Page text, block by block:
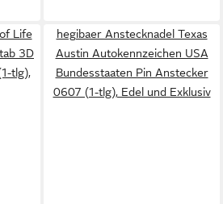
Life
3D
tlg),
hegibaer Anstecknadel Texas
Austin Autokennzeichen USA
Bundesstaaten Pin Anstecker
0607 (1-tlg), Edel und Exklusiv